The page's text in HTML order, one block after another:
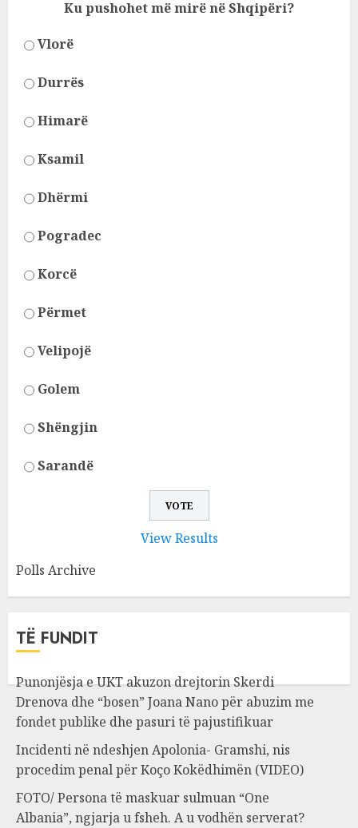
Ku pushohet më mirë në Shqipëri?
Vlorë
Durrës
Himarë
Ksamil
Dhërmi
Pogradec
Korcë
Përmet
Velipojë
Golem
Shëngjin
Sarandë
View Results
Polls Archive
TË FUNDIT
Punonjësja e UKT akuzon drejtorin Skerdi
Drenova dhe “bosen” Joana Nano për abuzim me
fondet publike dhe pasuri të pajustifikuar
Incidenti në ndeshjen Apolonia- Gramshi, nis
procedim penal për Koço Kokëdhimën (VIDEO)
FOTO/ Persona të maskuar sulmuan “One
Albania”, ngjarja u fsheh. A u vodhën serverat?